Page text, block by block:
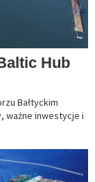
Hub
Bałtyckim
ważne inwestycje i